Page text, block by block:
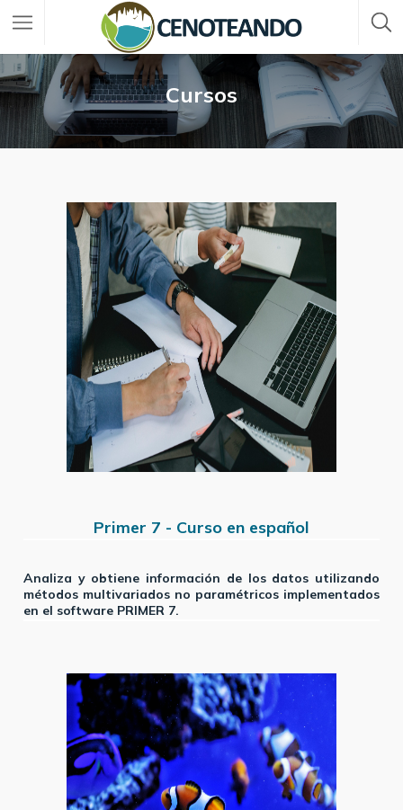
Cursos
Primer 7 - Curso en español
Analiza y obtiene información de los datos utilizando
métodos multivariados no paramétricos implementados
en el software PRIMER 7.